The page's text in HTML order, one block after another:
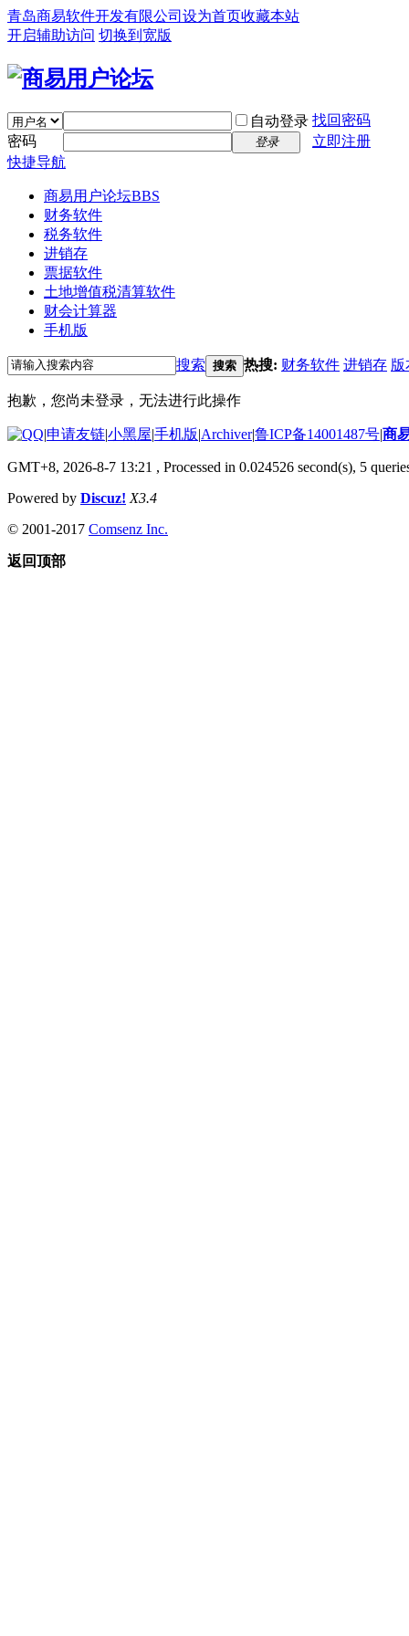
青岛商易软件开发有限公司 设为首页收藏本站
开启辅助访问 切换到宽版
自动登录 找回密码
密码
登录
立即注册
快捷导航
商易用户论坛BBS
财务软件
税务软件
进销存
票据软件
土地增值税清算软件
财会计算器
手机版
搜索 搜索 热搜: 财务软件 进销存 版
抱歉，您尚未登录，无法进行此操作
|申请友链|小黑屋|手机版|Archiver|鲁ICP备14001487号|商
GMT+8, 2026-8-7 13:21 , Processed in 0.024526 second(s), 5
Powered by Discuz! X3.4
© 2001-2017 Comsenz Inc.
返回顶部